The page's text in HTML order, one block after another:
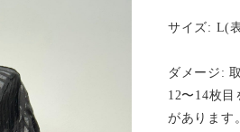
サイズ: L(
ダメージ:
12〜14枚
があります。